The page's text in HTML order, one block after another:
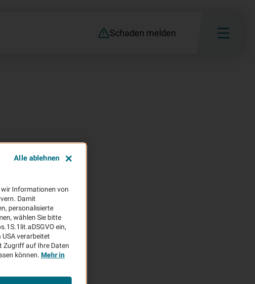
Schaden melden
wir Informationen von
Damit
personalisierte
wählen Sie bitte
ein,
verarbeitet
Zugriff auf Ihre Daten
können. Mehr in
Alle ablehnen